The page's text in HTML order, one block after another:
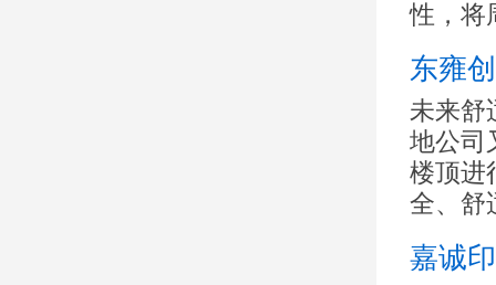
性，将
东雍
未来
地公司
楼顶进
全、舒
嘉诚